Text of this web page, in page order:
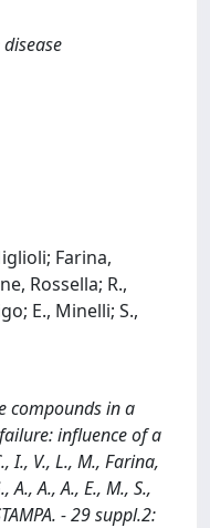
Farina,
Rossella; R.,
E., Minelli; S.,
compounds in a
influence of a
I., V., L., M., Farina,
A., A., A., E., M., S.,
- 29 suppl.2: